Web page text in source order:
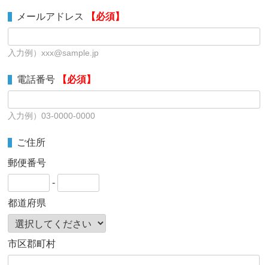
メールアドレス 【必須】
入力例）xxx@sample.jp
電話番号 【必須】
入力例）03-0000-0000
ご住所
郵便番号
-
都道府県
市区郡町村